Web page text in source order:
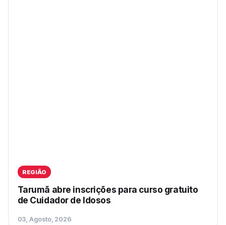
REGIÃO
Tarumã abre inscrições para curso gratuito
de Cuidador de Idosos
03, Agosto, 2026